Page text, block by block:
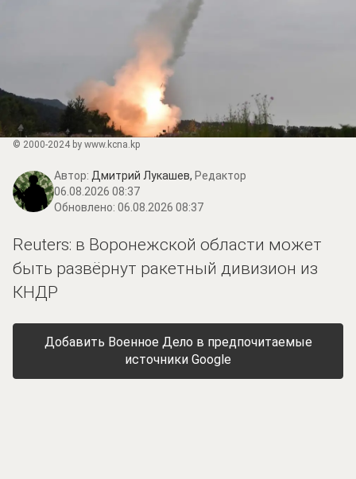
© 2000-2024 by www.kcna.kp
Автор: Дмитрий Лукашев, Редактор
06.08.2026 08:37
Обновлено: 06.08.2026 08:37
Reuters: в Воронежской области может
быть развёрнут ракетный дивизион из
КНДР
Добавить Военное Дело в предпочитаемые
источники Google